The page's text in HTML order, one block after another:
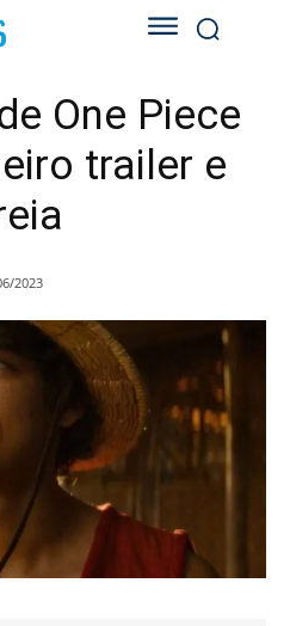
One Piece
trailer e
2023